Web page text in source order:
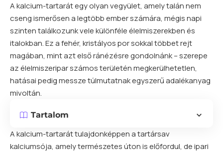
A kalcium-tartarát egy olyan vegyület, amely talán nem
cseng ismerősen a legtöbb ember számára, mégis napi
szinten találkozunk vele különféle élelmiszerekben és
italokban. Ez a fehér, kristályos por sokkal többet rejt
magában, mint azt első ránézésre gondolnánk – szerepe
az élelmiszeripar számos területén megkerülhetetlen,
hatásai pedig messze túlmutatnak egyszerű adalékanyag
mivoltán.
Tartalom
A kalcium-tartarát tulajdonképpen a tartársav
kalciumsója, amely természetes úton is előfordul, de ipari